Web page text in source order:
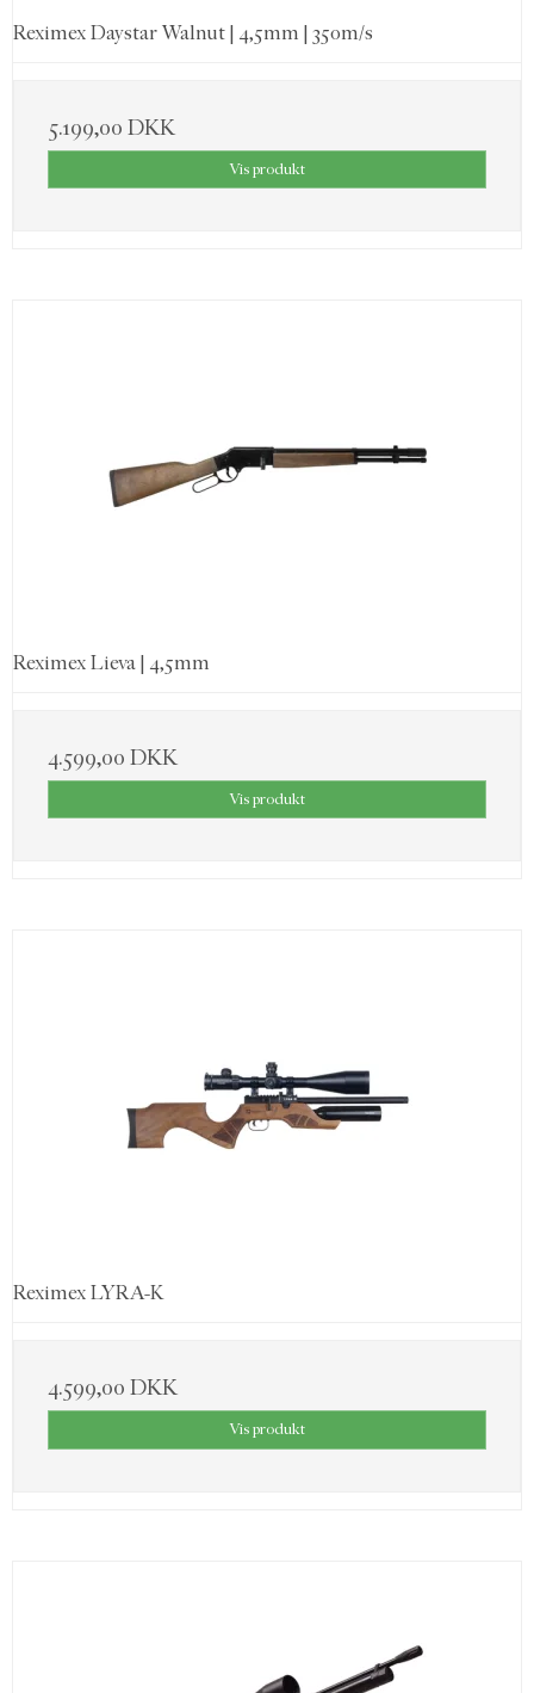
Reximex Daystar Walnut | 4,5mm | 350m/s
5.199,00 DKK
Vis produkt
Reximex Lieva | 4,5mm
4.599,00 DKK
Vis produkt
Reximex LYRA-K
4.599,00 DKK
Vis produkt